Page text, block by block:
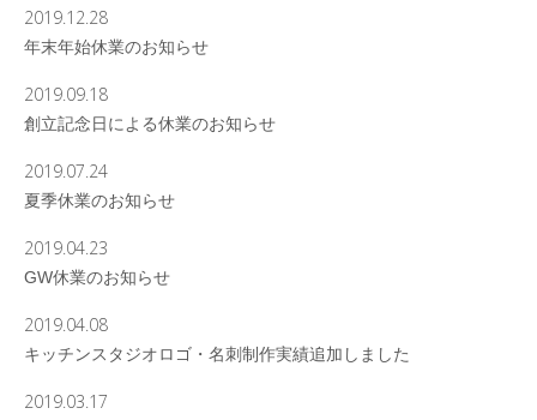
2019.12.28
年末年始休業のお知らせ
2019.09.18
創立記念日による休業のお知らせ
2019.07.24
夏季休業のお知らせ
2019.04.23
GW休業のお知らせ
2019.04.08
キッチンスタジオロゴ・名刺制作実績追加しました
2019.03.17